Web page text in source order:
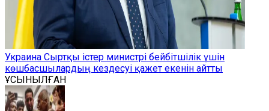
Украина Сыртқы істер министрі бейбітшілік үшін
көшбасшылардың кездесуі қажет екенін айтты
ҰСЫНЫЛҒАН